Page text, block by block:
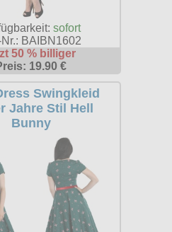
sofort
BAIBN1602
50 % billiger
19.90 €
Swingkleid
Jahre Stil Hell
Bunny